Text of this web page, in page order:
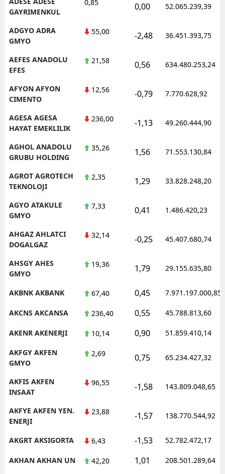
GAYRIMENKUL
0,85 0,00 52.065.239,39
ADGYO ADRA
GMYO
55,00 -2,48 36.451.393,75
AEFES ANADOLU
EFES
21,58 0,56 634.480.253,24
AFYON AFYON
CIMENTO
12,56 -0,79 7.770.628,92
AGESA AGESA
HAYAT EMEKLILIK
236,00 -1,13 49.260.444,90
AGHOL ANADOLU
GRUBU HOLDING
35,26 1,56 71.553.130,84
AGROT AGROTECH
TEKNOLOJI
2,35 1,29 33.828.248,20
AGYO ATAKULE
GMYO
7,33 0,41 1.486.420,23
AHGAZ AHLATCI
DOGALGAZ
32,14 -0,25 45.407.680,74
AHSGY AHES
GMYO
19,36 1,79 29.155.635,80
AKBNK AKBANK 67,40 0,45 7.971.197.000,85
AKCNS AKCANSA 236,40 0,55 45.788.813,60
AKENR AKENERJI 10,14 0,90 51.859.410,14
AKFGY AKFEN
GMYO
2,69 0,75 65.234.427,32
AKFIS AKFEN
INSAAT
96,55 -1,58 143.809.048,65
AKFYE AKFEN YEN.
ENERJI
23,88 -1,57 138.770.544,92
AKGRT AKSIGORTA 6,43 -1,53 52.782.472,17
AKHAN AKHAN UN 42,20 1,01 208.501.289,64